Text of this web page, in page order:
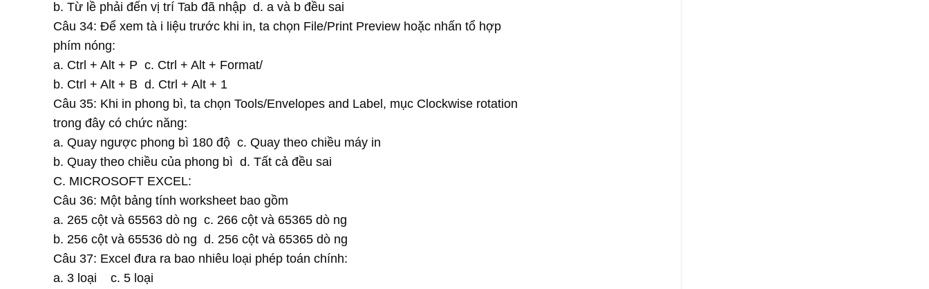
b. Từ lề phải đến vị trí Tab đã nhập d. a và b đều sai
Câu 34: Để xem tà i liệu trước khi in, ta chọn File/Print Preview hoặc nhấn tổ hợp
phím nóng:
a. Ctrl + Alt + P c. Ctrl + Alt + Format/
b. Ctrl + Alt + B d. Ctrl + Alt + 1
Câu 35: Khi in phong bì, ta chọn Tools/Envelopes and Label, mục Clockwise rotation
trong đây có chức năng:
a. Quay ngược phong bì 180 độ c. Quay theo chiều máy in
b. Quay theo chiều của phong bì d. Tất cả đều sai
C. MICROSOFT EXCEL:
Câu 36: Một bảng tính worksheet bao gồm
a. 265 cột và 65563 dò ng c. 266 cột và 65365 dò ng
b. 256 cột và 65536 dò ng d. 256 cột và 65365 dò ng
Câu 37: Excel đưa ra bao nhiêu loại phép toán chính:
a. 3 loại c. 5 loại